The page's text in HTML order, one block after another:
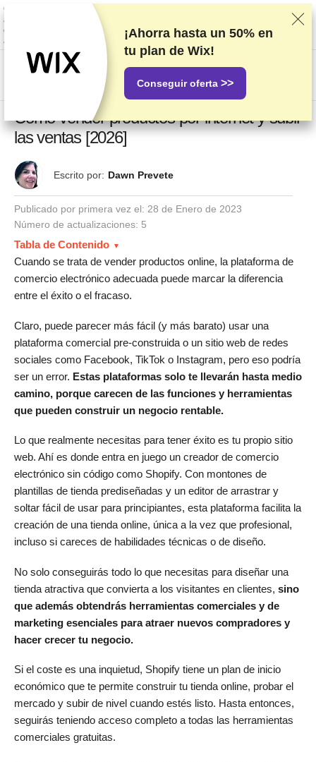
Clasificamos los servicios a partir de pruebas y análisis exhaustivos,
aunque también tenemos en cuenta tus opiniones y nuestros acuerdos
comerciales con los proveedores. Esta página contiene enlaces de
afiliados.
Información acerca de la publicidad
US$
Cómo vender productos por internet y subir
las ventas [2026]
Escrito por: Dawn Prevete
Publicado por primera vez el: 28 de Enero de 2023
Número de actualizaciones: 5
Tabla de Contenido
Cuando se trata de vender productos online, la plataforma de
comercio electrónico adecuada puede marcar la diferencia
entre el éxito o el fracaso.
Claro, puede parecer más fácil (y más barato) usar una
plataforma comercial pre-construida o un sitio web de redes
sociales como Facebook, TikTok o Instagram, pero eso podría
ser un error. Estas plataformas solo te llevarán hasta medio
camino, porque carecen de las funciones y herramientas
que pueden construir un negocio rentable.
Lo que realmente necesitas para tener éxito es tu propio sitio
web. Ahí es donde entra en juego un creador de comercio
electrónico sin código como Shopify. Con montones de
plantillas de tienda prediseñadas y un editor de arrastrar y
soltar fácil de usar para principiantes, esta plataforma facilita la
creación de una tienda online, única a la vez que profesional,
incluso si careces de habilidades técnicas o de diseño.
No solo conseguirás todo lo que necesitas para diseñar una
tienda atractiva que convierta a los visitantes en clientes, sino
que además obtendrás herramientas comerciales y de
marketing esenciales para atraer nuevos compradores y
hacer crecer tu negocio.
Si el coste es una inquietud, Shopify tiene un plan de inicio
económico que te permite construir tu tienda online, probar el
mercado y subir de nivel cuando estés listo. Hasta entonces,
seguirás teniendo acceso completo a todas las herramientas
comerciales gratuitas.
¡Ahorra hasta un 50% en
tu plan de Wix!
Conseguir oferta >>